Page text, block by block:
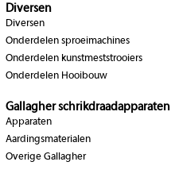
Diversen
Diversen
Onderdelen sproeimachines
Onderdelen kunstmeststrooiers
Onderdelen Hooibouw
Gallagher schrikdraadapparaten
Apparaten
Aardingsmaterialen
Overige Gallagher